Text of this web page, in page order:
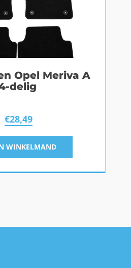
Opel Meriva A
delig
€28,49
WINKELMAND